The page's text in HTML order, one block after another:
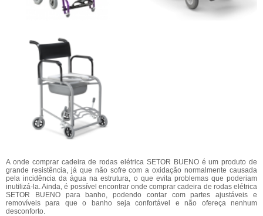
A onde comprar cadeira de rodas elétrica SETOR BUENO é um produto de
grande resistência, já que não sofre com a oxidação normalmente causada
pela incidência da água na estrutura, o que evita problemas que poderiam
inutilizá-la. Ainda, é possível encontrar onde comprar cadeira de rodas elétrica
SETOR BUENO para banho, podendo contar com partes ajustáveis e
removíveis para que o banho seja confortável e não ofereça nenhum
desconforto.